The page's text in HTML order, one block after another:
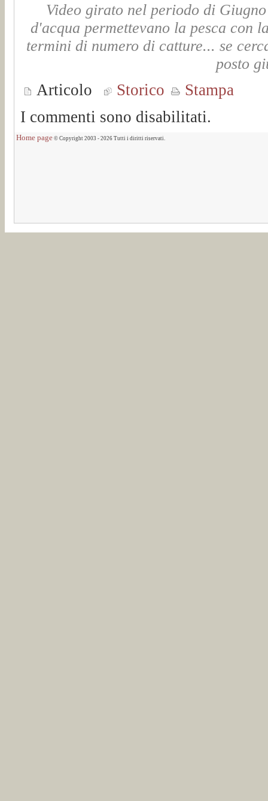
Video girato nel periodo di
d'acqua permettevano la pesca con
termini di numero di catture... se
posto
Articolo Storico
Stampa
I commenti sono disabilitati.
Home page © Copyright 2003 - 2026 Tutti i diritti riservati.